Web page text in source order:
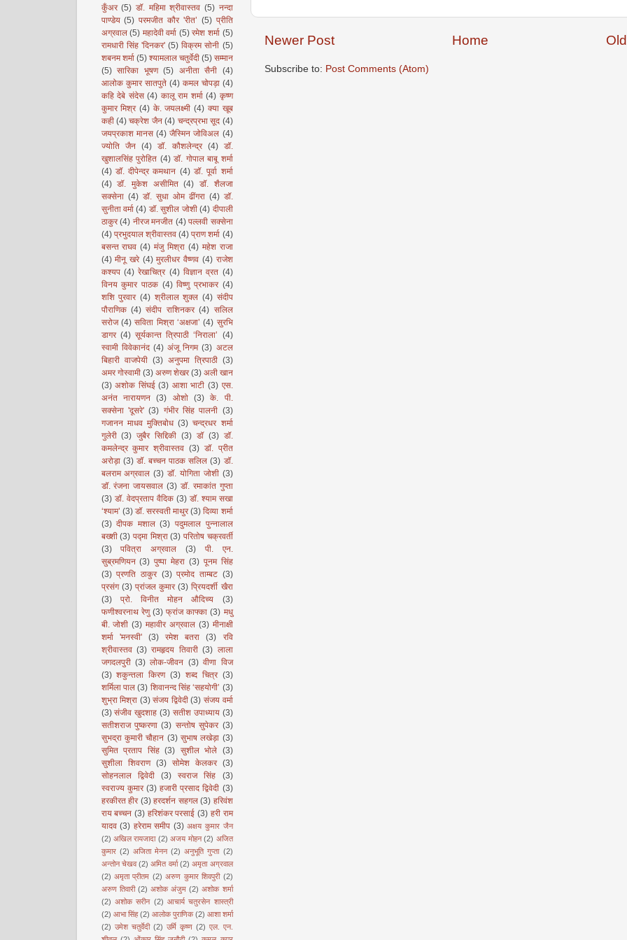
Newer Post Home
Subscribe to: Post Comments (Atom)
कुँअर (5) डॉ. महिमा श्रीवास्तव (5) नन्दा
पाण्डेय (5) परमजीत कौर 'रीत’ (5) प्रीति
अग्रवाल (5) महादेवी वर्मा (5) रमेश शर्मा (5)
रामधारी सिंह 'दिनकर' (5) विक्रम सोनी (5)
शबनम शर्मा (5) श्यामलाल चतुर्वेदी (5) सम्मान
(5) सारिका भूषण (5) अनीता सैनी (4)
आलोक कुमार सातपुते (4) कमल चोपड़ा (4)
कहि देबे संदेस (4) कालू राम शर्मा (4) कृष्ण
कुमार मिश्र (4) के. जयलक्ष्मी (4) क्या खूब
कही (4) चक्रेश जैन (4) चन्द्रप्रभा सूद (4)
जयप्रकाश मानस (4) जैस्मिन जोविअल (4)
ज्योति जैन
(4) डॉ. कौशलेन्द्र (4)
डॉ.
खुशालसिंह पुरोहित (4) डॉ. गोपाल बाबू शर्मा
(4) डॉ. दीपेन्द्र कमथान (4) डॉ. पूर्वा शर्मा
(4) डॉ. मुकेश असीमित (4) डॉ. शैलजा
सक्सेना (4) डॉ. सुधा ओम ढींगरा (4) डॉ.
सुनीता वर्मा (4) डॉ. सुशील जोशी (4) दीपाली
ठाकुर (4) नीरज मनजीत (4) पल्लवी सक्सेना
(4) प्रभुदयाल श्रीवास्तव (4) प्राण शर्मा (4)
बसन्त राघव (4) मंजु मिश्रा (4) महेश राजा
(4) मीनू खरे (4) मुरलीधर वैष्णव (4) राजेश
कश्यप (4) रेखाचित्र (4) विज्ञान व्रत (4)
विनय कुमार पाठक (4) विष्णु प्रभाकर (4)
शशि पुरवार (4) श्रीलाल शुक्ल (4) संदीप
पौराणिक (4) संदीप राशिनकर (4) सलिल
सरोज (4) सविता मिश्रा ‘अक्षजा’ (4) सुरभि
डागर (4) सूर्यकान्त त्रिपाठी ‘निराला’ (4)
स्वामी विवेकानंद (4) अंजू निगम (3) अटल
बिहारी वाजपेयी (3) अनुपमा त्रिपाठी (3)
अमर गोस्वामी (3) अरुण शेखर (3) अली खान
(3) अशोक सिंघई (3) आशा भाटी (3) एस.
अनंत नारायणन (3) ओशो (3) के. पी.
सक्सेना 'दूसरे' (3) गंभीर सिंह पालनी (3)
गजानन माधव मुक्तिबोध (3) चन्द्रधर शर्मा
गुलेरी (3) जुबैर सिद्दिकी (3) डॉ (3) डॉ.
कमलेन्द्र कुमार श्रीवास्तव (3) डॉ. प्रीत
अरोड़ा (3) डॉ. बच्चन पाठक सलिल (3) डॉ.
बलराम अग्रवाल (3) डॉ. योगिता जोशी (3)
डॉ. रंजना जायसवाल (3) डॉ. रमाकांत गुप्ता
(3) डॉ. वेदप्रताप वैदिक (3) डॉ. श्याम सखा
‘श्याम’ (3) डॉ. सरस्वती माथुर (3) दिव्या शर्मा
(3) दीपक मशाल (3) पदुमलाल पुन्नालाल
बख्शी (3) पद्मा मिश्रा (3) परितोष चक्रवर्ती
(3)
पवित्रा अग्रवाल (3)
पी. एन.
सुब्रमणियन (3) पुष्पा मेहरा (3) पूनम सिंह
(3) प्रणति ठाकुर (3) प्रमोद ताम्बट (3)
प्रसंग (3) प्रांजल कुमार (3) प्रियदर्शी खैरा
(3)
प्रो. विनीत मोहन औदिच्य
(3)
फणीश्वरनाथ रेणु (3) फ्रांज काफ्का (3) मधु
बी. जोशी (3) महावीर अग्रवाल (3) मीनाक्षी
शर्मा 'मनस्वी'
(3) रमेश बतरा (3)
रवि
श्रीवास्तव (3) रामहृदय तिवारी (3) लाला
जगदलपुरी (3) लोक-जीवन (3) वीणा विज
(3) शकुन्तला किरण (3) शब्द चित्र (3)
शर्मिला पाल (3) शिवानन्द सिंह ‘सहयोगी’ (3)
शुभ्रा मिश्रा (3) संजय द्विवेदी (3) संजय वर्मा
(3) संजीव खुदशाह (3) सतीश उपाध्याय (3)
सतीशराज पुष्करणा (3) सन्तोष सुपेकर (3)
सुभद्रा कुमारी चौहान (3) सुभाष लखेड़ा (3)
सुमित प्रताप सिंह (3) सुशील भोले (3)
सुशीला शिवराण
(3) सोमेश केलकर
(3)
सोहनलाल द्विवेदी
(3) स्वराज सिंह
(3)
स्वराज्य कुमार (3) हजारी प्रसाद द्विवेदी (3)
हरकीरत हीर (3) हरदर्शन सहगल (3) हरिवंश
राय बच्चन (3) हरिशंकर परसाई (3) हरी राम
यादव (3) हरेराम समीप (3) अक्षय कुमार जैन
(2) अखिल रायजादा (2) अजय मोहन (2) अजित
कुमार (2) अजिता मेनन (2) अनुभूति गुप्ता (2)
अन्तोन चेखव (2) अमित वर्मा (2) अमृता अग्रवाल
(2) अमृता प्रीतम (2) अरुण कुमार शिवपुरी (2)
अरुण तिवारी (2) अशोक अंजुम (2) अशोक शर्मा
(2) अशोक सरीन (2) आचार्य चतुरसेन शास्त्री
(2) आभा सिंह (2) आलोक पुराणिक (2) आशा शर्मा
(2) उमेश चतुर्वेदी (2) उर्मि कृष्ण (2) एल. एन.